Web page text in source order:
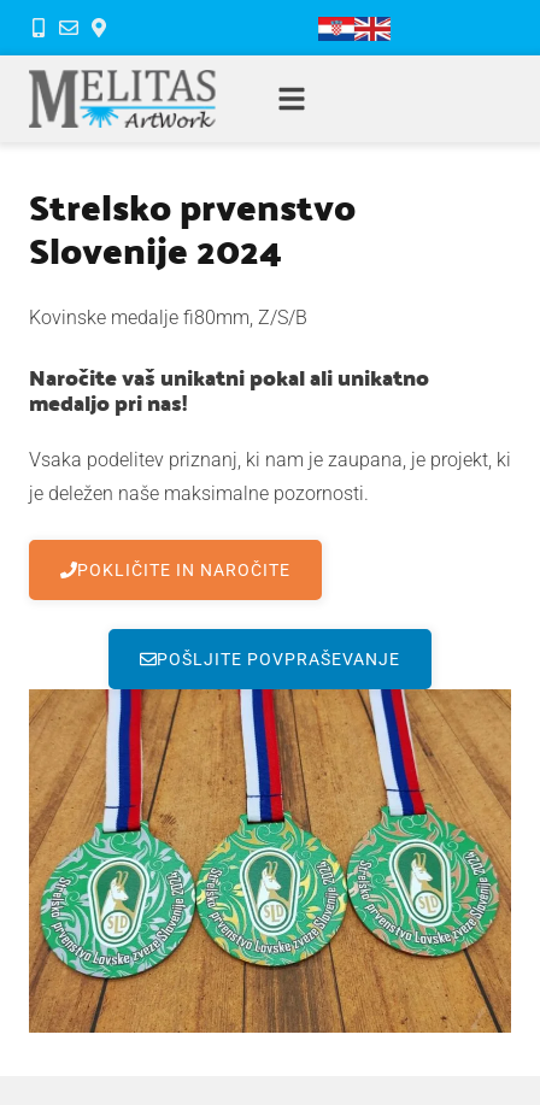
Strelsko prvenstvo
Slovenije 2024
Kovinske medalje fi80mm, Z/S/B
Naročite vaš unikatni pokal ali unikatno
medaljo pri nas!
Vsaka podelitev priznanj, ki nam je zaupana, je projekt, ki
je deležen naše maksimalne pozornosti.
POKLIČITE IN NAROČITE
POŠLJITE POVPRAŠEVANJE